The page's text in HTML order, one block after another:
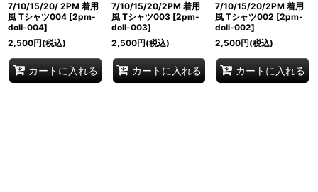
7/10/15/20/ 2PM 着用
風 Tシャツ004 [2pm-
doll-004]
2,500円(税込)
カートに入れる
7/10/15/20/2PM 着用
風 Tシャツ003 [2pm-
doll-003]
2,500円(税込)
カートに入れる
7/10/15/20/2PM 着用
風 Tシャツ002 [2pm-
doll-002]
2,500円(税込)
カートに入れる